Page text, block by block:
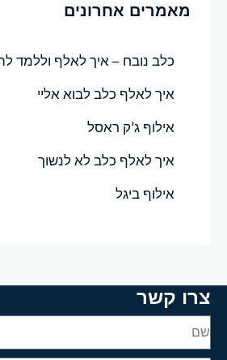
מאמרים אחרונים
כלב נובח – איך לאלף וללמד
איך לאלף כלב לבוא אליי
אילוף ג'ק ראסל
איך לאלף כלב לא לנשוך
אילוף ביגל
צרו קשר